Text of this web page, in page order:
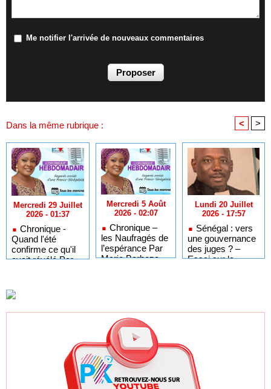
Me notifier l'arrivée de nouveaux commentaires
Dans la même rubrique : < >
Mercredi 29 Juillet
2026 - 01:37
Chronique -
Quand l'été
confirme ce qu'il
avait révélé Par
Regards Croisés
d’une Franco-
Sénégalaise
Mercredi 5 Août
2026 - 02:07
Chronique –
les Naufragés de
l’espérance Par
Marie Barboza
Lundi 20 Juillet
2026 - 17:57
Sénégal : vers
une gouvernance
des juges ? –
Essai sur la